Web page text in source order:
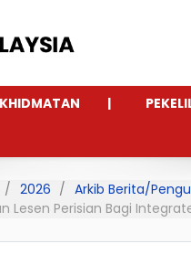
2026
Arkib Berita/
Perisian Bagi